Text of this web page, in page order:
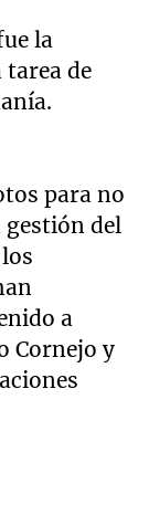
la
de
para no
gestión del
a
Cornejo y